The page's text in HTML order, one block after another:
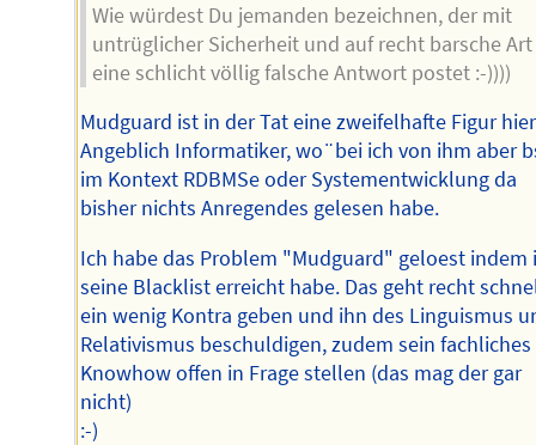
Wie würdest Du jemanden bezeichnen, der mit
untrüglicher Sicherheit und auf recht barsche Art
eine schlicht völlig falsche Antwort postet :-))))
Mudguard ist in der Tat eine zweifelhafte Figur
Angeblich Informatiker, wo¨bei ich von ihm aber
im Kontext RDBMSe oder Systementwicklung da
bisher nichts Anregendes gelesen habe.
Ich habe das Problem "Mudguard" geloest indem
seine Blacklist erreicht habe. Das geht recht
ein wenig Kontra geben und ihn des Linguismus
Relativismus beschuldigen, zudem sein fachliches
Knowhow offen in Frage stellen (das mag der gar
nicht)
:-)